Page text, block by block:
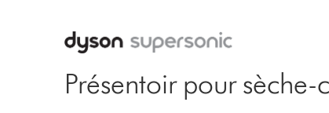
Présentoir pour